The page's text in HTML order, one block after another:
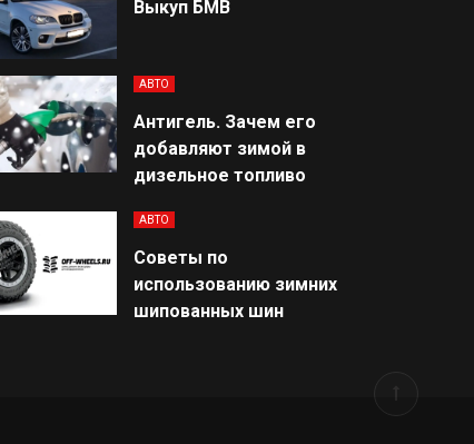
Выкуп БМВ
АВТО
Антигель. Зачем его
добавляют зимой в
дизельное топливо
АВТО
Советы по
использованию зимних
шипованных шин